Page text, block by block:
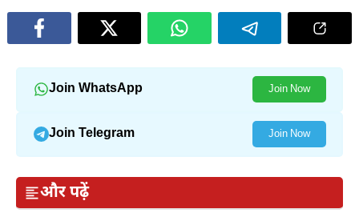
Join WhatsApp Join Now
Join Telegram Join Now
और पढ़ें